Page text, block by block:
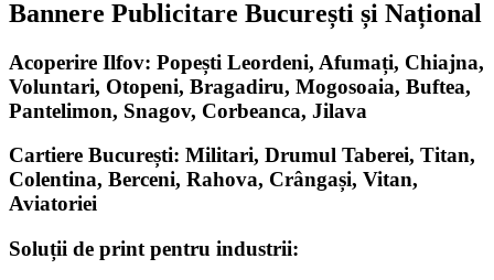
Bannere Publicitare București și Național
Acoperire Ilfov: Popești Leordeni, Afumați, Chiajna,
Voluntari, Otopeni, Bragadiru, Mogosoaia, Buftea,
Pantelimon, Snagov, Corbeanca, Jilava
Cartiere București: Militari, Drumul Taberei, Titan,
Colentina, Berceni, Rahova, Crângași, Vitan,
Aviatoriei
Soluții de print pentru industrii: